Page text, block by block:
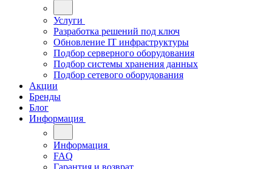
Услуги
Разработка решений под ключ
Обновление IT инфраструктуры
Подбор серверного оборудования
Подбор системы хранения данных
Подбор сетевого оборудования
Акции
Бренды
Блог
Информация
Информация
FAQ